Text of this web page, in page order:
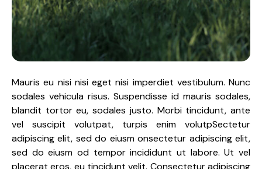
Mauris eu nisi nisi eget nisi imperdiet vestibulum. Nunc
sodales vehicula risus. Suspendisse id mauris sodales,
blandit tortor eu, sodales justo. Morbi tincidunt, ante
vel suscipit volutpat, turpis enim volutpSectetur
adipiscing elit, sed do eiusm onsectetur adipiscing elit,
sed do eiusm od tempor incididunt ut labore. Ut vel
placerat eros, eu tincidunt velit. Consectetur adipiscing